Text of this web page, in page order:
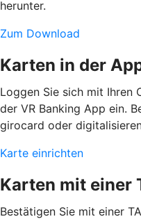
herunter.
Zum Download
Karten in der
Loggen Sie sich mit Ihren
der VR Banking App ein.
girocard oder
Karte einrichten
Karten mit einer
Bestätigen Sie mit einer